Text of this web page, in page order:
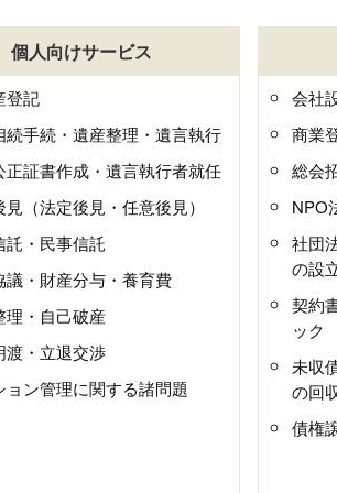
個人向けサービス
登記
続手続・遺産整理・遺言執行
正証書作成・遺言執行者就任
見（法定後見・任意後見）
託・民事信託
議・財産分与・養育費
理・自己破産
渡・立退交渉
ョン管理に関する諸問題
会社
商業
総会
NPO
社団
の設
契約
ック
未収
の回
債権